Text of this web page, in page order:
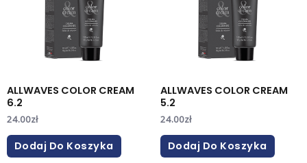
ALLWAVES COLOR CREAM
6.2
24.00zł
Dodaj Do Koszyka
ALLWAVES COLOR CREAM
5.2
24.00zł
Dodaj Do Koszyka